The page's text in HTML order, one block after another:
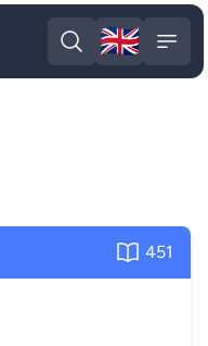
Open search
🇬🇧
451